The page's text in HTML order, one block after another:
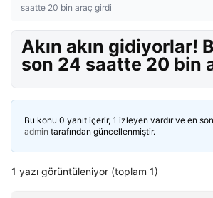
saatte 20 bin araç girdi
Akın akın gidiyorlar!
son 24 saatte 20 bin
Bu konu 0 yanıt içerir, 1 izleyen vardır ve en son
admin tarafından güncellenmiştir.
1 yazı görüntüleniyor (toplam 1)